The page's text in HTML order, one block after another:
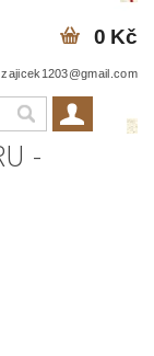
zajicek1203@gmail.com
0 Kč
-